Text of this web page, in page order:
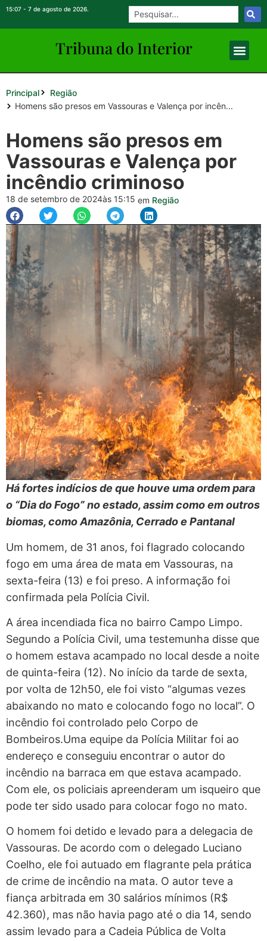
15:07 - 7 de agosto de 2026.
Tribuna do Interior
Principal
Região
Homens são presos em Vassouras e Valença por incên...
Homens são presos em
Vassouras e Valença por
incêndio criminoso
18 de setembro de 2024às 15:15 em Região
Há fortes indícios de que houve uma ordem para
o “Dia do Fogo” no estado, assim como em outros
biomas, como Amazônia, Cerrado e Pantanal
Um homem, de 31 anos, foi flagrado colocando
fogo em uma área de mata em Vassouras, na
sexta-feira (13) e foi preso. A informação foi
confirmada pela Polícia Civil.
A área incendiada fica no bairro Campo Limpo.
Segundo a Polícia Civil, uma testemunha disse que
o homem estava acampado no local desde a noite
de quinta-feira (12). No início da tarde de sexta,
por volta de 12h50, ele foi visto “algumas vezes
abaixando no mato e colocando fogo no local”. O
incêndio foi controlado pelo Corpo de
Bombeiros.Uma equipe da Polícia Militar foi ao
endereço e conseguiu encontrar o autor do
incêndio na barraca em que estava acampado.
Com ele, os policiais apreenderam um isqueiro que
pode ter sido usado para colocar fogo no mato.
O homem foi detido e levado para a delegacia de
Vassouras. De acordo com o delegado Luciano
Coelho, ele foi autuado em flagrante pela prática
de crime de incêndio na mata. O autor teve a
fiança arbitrada em 30 salários mínimos (R$
42.360), mas não havia pago até o dia 14, sendo
assim levado para a Cadeia Pública de Volta